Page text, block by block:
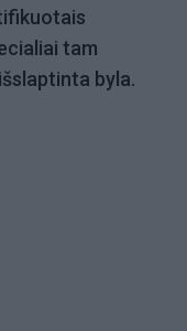
tam
byla.